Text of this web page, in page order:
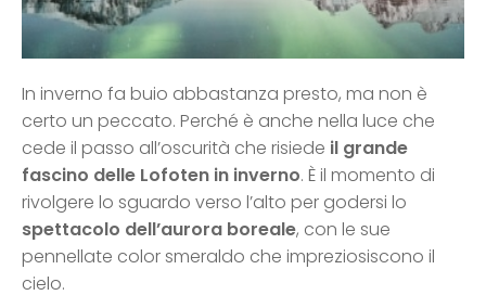
In inverno fa buio abbastanza presto, ma non è
certo un peccato. Perché è anche nella luce che
cede il passo all’oscurità che risiede il grande
fascino delle Lofoten in inverno. È il momento di
rivolgere lo sguardo verso l’alto per godersi lo
spettacolo dell’aurora boreale, con le sue
pennellate color smeraldo che impreziosiscono il
cielo.